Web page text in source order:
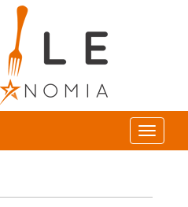
Toggle
navigation